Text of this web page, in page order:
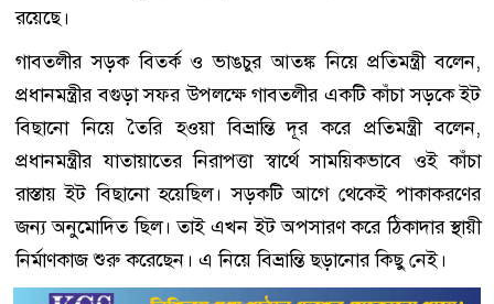
রয়েছে।
গাবতলীর সড়ক বিতর্ক ও ভাঙচুর আতঙ্ক নিয়ে প্রতিমন্ত্রী বলেন,
প্রধানমন্ত্রীর বগুড়া সফর উপলক্ষে গাবতলীর একটি কাঁচা সড়কে ইট
বিছানো নিয়ে তৈরি হওয়া বিভ্রান্তি দূর করে প্রতিমন্ত্রী বলেন,
প্রধানমন্ত্রীর যাতায়াতের নিরাপত্তা স্বার্থে সাময়িকভাবে ওই কাঁচা
রাস্তায় ইট বিছানো হয়েছিল। সড়কটি আগে থেকেই পাকাকরণের
জন্য অনুমোদিত ছিল। তাই এখন ইট অপসারণ করে ঠিকাদার স্থায়ী
নির্মাণকাজ শুরু করেছেন। এ নিয়ে বিভ্রান্তি ছড়ানোর কিছু নেই।